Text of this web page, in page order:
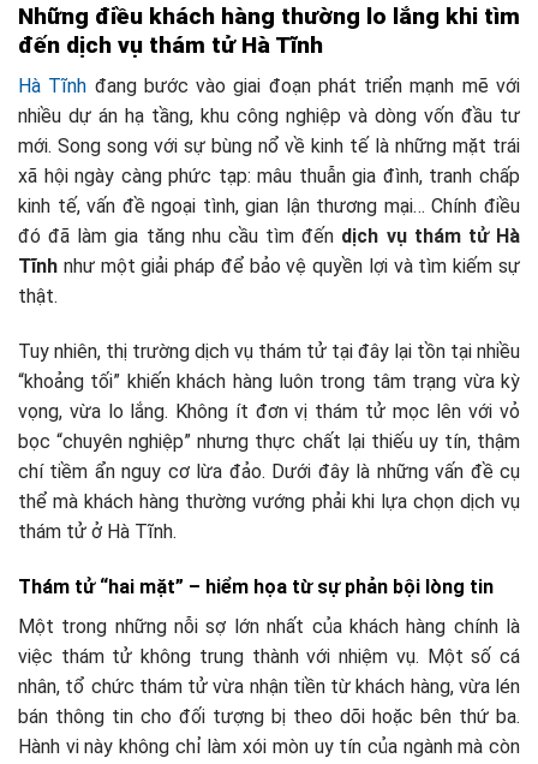
Những điều khách hàng thường lo lắng khi tìm
đến dịch vụ thám tử Hà Tĩnh
Hà Tĩnh đang bước vào giai đoạn phát triển mạnh mẽ với
nhiều dự án hạ tầng, khu công nghiệp và dòng vốn đầu tư
mới. Song song với sự bùng nổ về kinh tế là những mặt trái
xã hội ngày càng phức tạp: mâu thuẫn gia đình, tranh chấp
kinh tế, vấn đề ngoại tình, gian lận thương mại… Chính điều
đó đã làm gia tăng nhu cầu tìm đến dịch vụ thám tử Hà
Tĩnh như một giải pháp để bảo vệ quyền lợi và tìm kiếm sự
thật.
Tuy nhiên, thị trường dịch vụ thám tử tại đây lại tồn tại nhiều
“khoảng tối” khiến khách hàng luôn trong tâm trạng vừa kỳ
vọng, vừa lo lắng. Không ít đơn vị thám tử mọc lên với vỏ
bọc “chuyên nghiệp” nhưng thực chất lại thiếu uy tín, thậm
chí tiềm ẩn nguy cơ lừa đảo. Dưới đây là những vấn đề cụ
thể mà khách hàng thường vướng phải khi lựa chọn dịch vụ
thám tử ở Hà Tĩnh.
Thám tử “hai mặt” – hiểm họa từ sự phản bội lòng tin
Một trong những nỗi sợ lớn nhất của khách hàng chính là
việc thám tử không trung thành với nhiệm vụ. Một số cá
nhân, tổ chức thám tử vừa nhận tiền từ khách hàng, vừa lén
bán thông tin cho đối tượng bị theo dõi hoặc bên thứ ba.
Hành vi này không chỉ làm xói mòn uy tín của ngành mà còn